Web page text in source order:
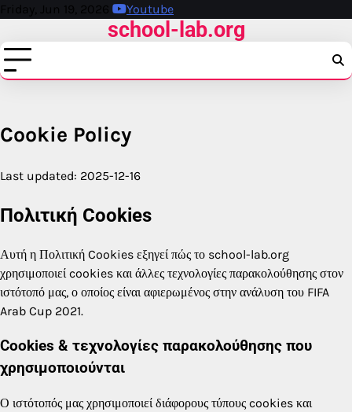
Skip
content
Friday, Jun 19, 2026 Youtube
school-lab.org
Cookie Policy
Last updated: 2025-12-16
Πολιτική Cookies
Αυτή η Πολιτική Cookies εξηγεί πώς το school-lab.org
χρησιμοποιεί cookies και άλλες τεχνολογίες παρακολούθησης στον
ιστότοπό μας, ο οποίος είναι αφιερωμένος στην ανάλυση του FIFA
Arab Cup 2021.
Cookies & τεχνολογίες παρακολούθησης που
χρησιμοποιούνται
Ο ιστότοπός μας χρησιμοποιεί διάφορους τύπους cookies και